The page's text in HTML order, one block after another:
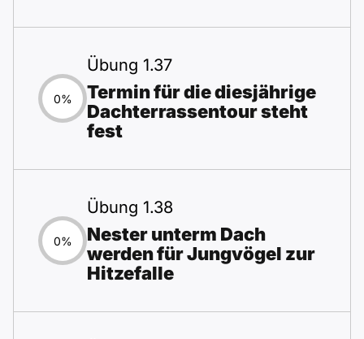
0%
Übung 1.37
Termin für die diesjährige
Dachterrassentour steht
fest
0%
Übung 1.38
Nester unterm Dach
werden für Jungvögel zur
Hitzefalle